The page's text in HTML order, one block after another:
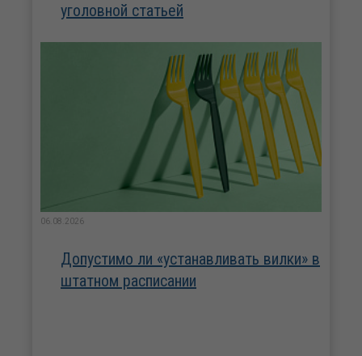
уголовной статьей
06.08.2026
Допустимо ли «устанавливать вилки» в
штатном расписании